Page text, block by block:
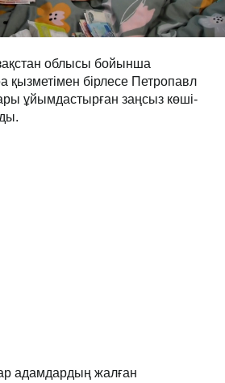
облысы бойынша
қызметімен бірлесе Петропавл
ұйымдастырған заңсыз көші-
адамдардың жалған